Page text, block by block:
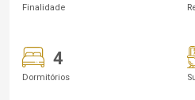
Finalidade
4
Dormitórios